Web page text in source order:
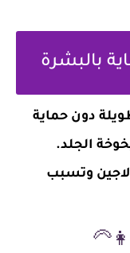
بالبشرة
دون حماية
الجلد.
وتسبب